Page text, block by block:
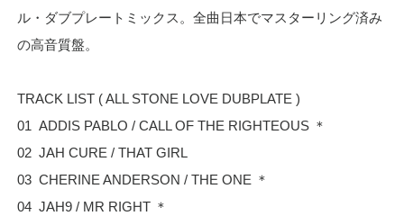
ル・ダブプレートミックス。全曲日本でマスターリング済み
の高音質盤。
TRACK LIST ( ALL STONE LOVE DUBPLATE )
01 ADDIS PABLO / CALL OF THE RIGHTEOUS ＊
02 JAH CURE / THAT GIRL
03 CHERINE ANDERSON / THE ONE ＊
04 JAH9 / MR RIGHT ＊